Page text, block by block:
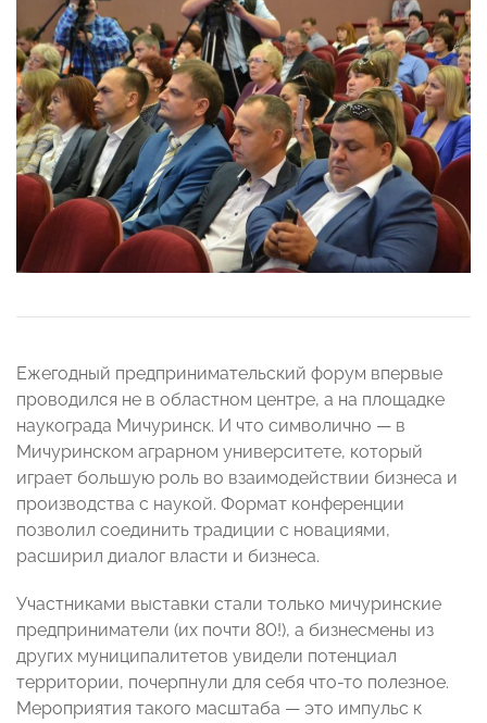
Ежегодный предпринимательский форум впервые
проводился не в областном центре, а на площадке
наукограда Мичуринск. И что символично — в
Мичуринском аграрном университете, который
играет большую роль во взаимодействии бизнеса и
производства с наукой. Формат конференции
позволил соединить традиции с новациями,
расширил диалог власти и бизнеса.
Участниками выставки стали только мичуринские
предприниматели (их почти 80!), а бизнесмены из
других муниципалитетов увидели потенциал
территории, почерпнули для себя что-то полезное.
Мероприятия такого масштаба — это импульс к